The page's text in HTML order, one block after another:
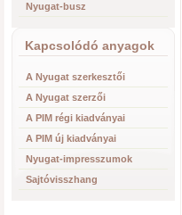
Nyugat-busz
Kapcsolódó anyagok
A Nyugat szerkesztői
A Nyugat szerzői
A PIM régi kiadványai
A PIM új kiadványai
Nyugat-impresszumok
Sajtóvisszhang